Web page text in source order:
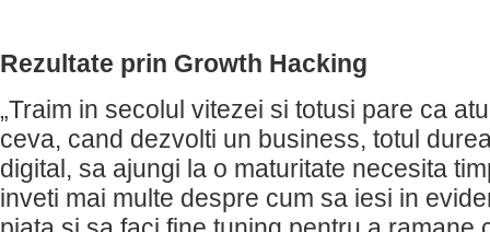
Rezultate prin Growth Hacking
„Traim in secolul vitezei si totusi pare ca
ceva, cand dezvolti un business, totul
digital, sa ajungi la o maturitate necesita
inveti mai multe despre cum sa iesi in